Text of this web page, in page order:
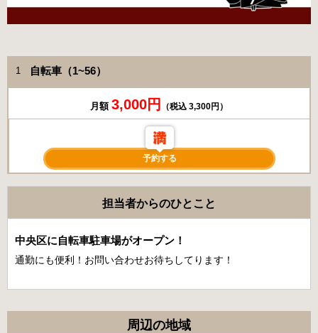
1 自転車（1~56）
月額 3,000円 （税込 3,300円）
予約する
担当者からのひとこと
中央区に自転車駐車場がオープン！
通勤にも便利！お問い合わせお待ちしてります！
周辺の地域